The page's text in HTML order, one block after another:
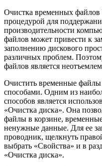
Очистка временных файлов
процедурой для
производительности
файлов может привести к
заполнению дискового
различных проблем.
файлов является
Очистить временные
способами. Одним из
способов является
«Очистка диска». Она
файлы в корзине,
ненужные данные. Для ее
проводник, щелкнуть
выбрать «Свойства» и в
«Очистка диска».